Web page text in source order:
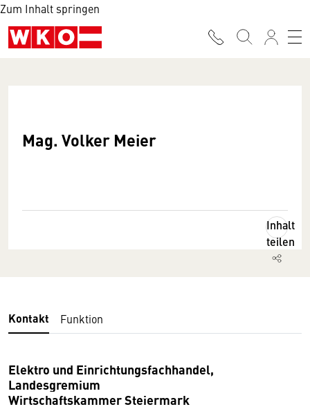
Zum Inhalt springen
Mag. Volker Meier
Inhalt
teilen
Kontakt Funktion
Elektro und Einrichtungsfachhandel,
Landesgremium
Wirtschaftskammer Steiermark